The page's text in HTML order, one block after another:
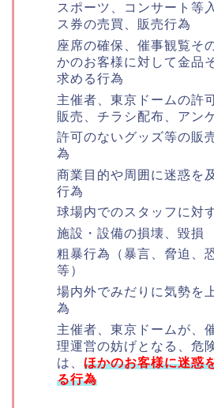
スポーツ、コンサート等
ス券の売買、販売行為
座席の確保、催事観覧そ
かのお客様に対して金品
求める行為
主催者、東京ドームの許
販売、チラシ配布、アン
許可のないグッズ等の販
為
商業目的や周囲に迷惑を
行為
球場内でのスタッフに対
施設・設備の損壊、毀損
粗暴行為（暴言、脅迫、
等）
場内外でみだりに気勢を
為
主催者、東京ドームが、
理運営の妨げとなる、危
は、 ほかのお客様に迷惑
る行為